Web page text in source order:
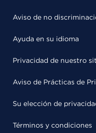
Aviso de no
Ayuda en su idioma
Privacidad de nuestro
Aviso de Prácticas de
Su elección de
Términos y condiciones